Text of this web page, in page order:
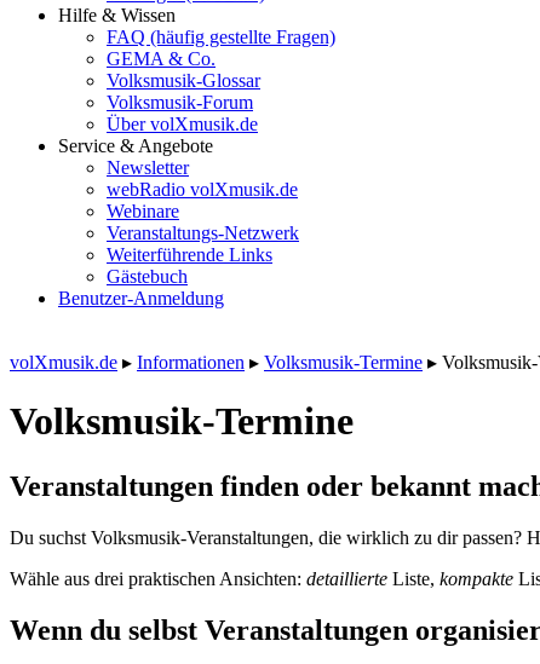
Hilfe & Wissen
FAQ (häufig gestellte Fragen)
GEMA & Co.
Volksmusik-Glossar
Volksmusik-Forum
Über volXmusik.de
Service & Angebote
Newsletter
webRadio volXmusik.de
Webinare
Veranstaltungs-Netzwerk
Weiterführende Links
Gästebuch
Benutzer-Anmeldung
volXmusik.de ▸ Informationen ▸ Volksmusik-Termine ▸
Volksmusik-Termine
Veranstaltungen finden oder bekannt
Du suchst Volksmusik-Veranstaltungen, die wirklich zu dir passen?
Wähle aus drei praktischen Ansichten: detaillierte Liste, kompakte
Wenn du selbst Veranstaltungen